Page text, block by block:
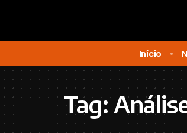
Início
Tag: